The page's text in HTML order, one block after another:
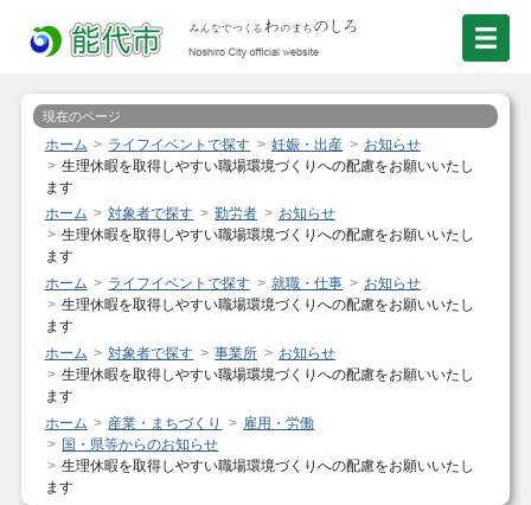
現在のページ
ホーム ライフイベントで探す 妊娠・出産
お知らせ
生理休暇を取得しやすい職場環境づくりへの配慮をお願いいたし
ます
ホーム
対象者で探す 勤労者
お知らせ
生理休暇を取得しやすい職場環境づくりへの配慮をお願いいたし
ます
ホーム
ライフイベントで探す 就職・仕事
お知らせ
生理休暇を取得しやすい職場環境づくりへの配慮をお願いいたし
ます
ホーム
対象者で探す 事業所
お知らせ
生理休暇を取得しやすい職場環境づくりへの配慮をお願いいたし
ます
ホーム
産業・まちづくり
雇用・労働
国・県等からのお知らせ
生理休暇を取得しやすい職場環境づくりへの配慮をお願いいたし
ます